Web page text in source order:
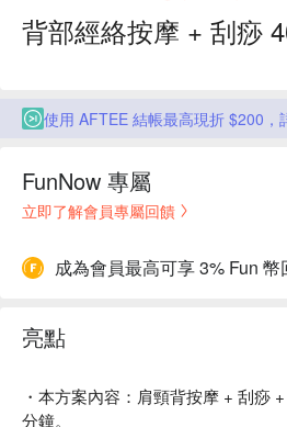
背部經絡按摩 + 刮痧
使用 AFTEE 結帳最高現折 $200，
FunNow 專屬
立即了解會員專屬回饋
成為會員最高可享 3% Fun 幣
亮點
・本方案內容：肩頸背按摩 + 刮痧
分鐘。